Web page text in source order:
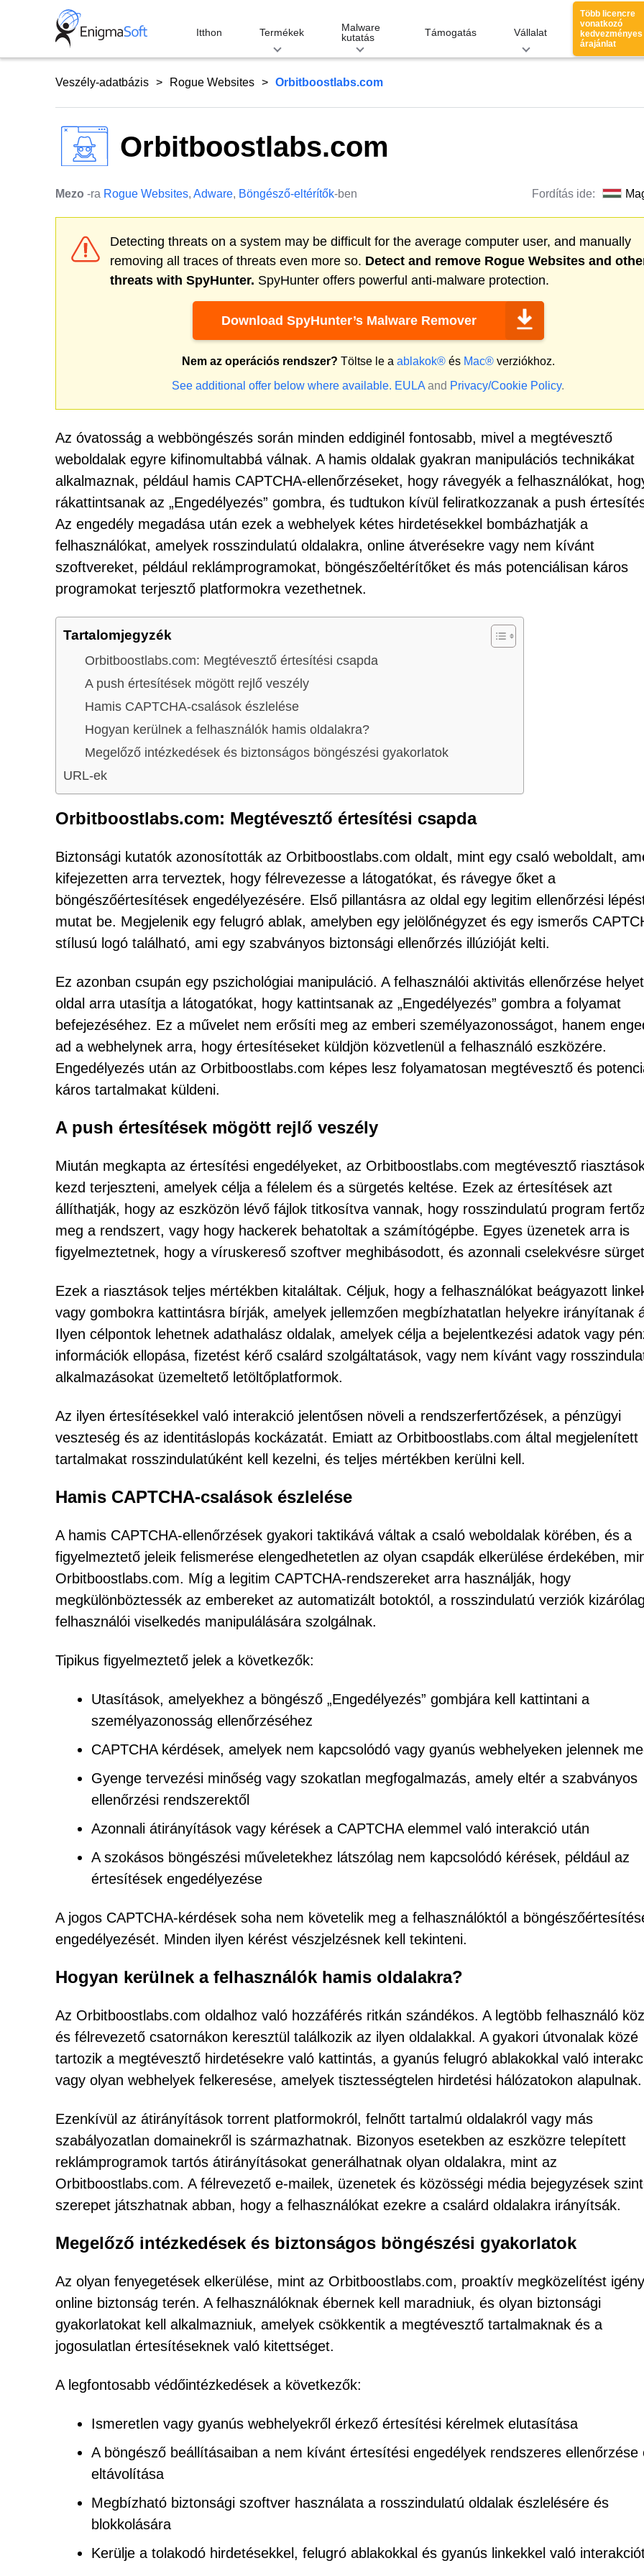
Itthon Termékek
Malware
kutatás
Támogatás Vállalat
Több licencre
vonatkozó
kedvezményes
árajánlat
Veszély-adatbázis Rogue Websites Orbitboostlabs.com
Orbitboostlabs.com
Mezo -ra Rogue Websites, Adware, Böngésző-eltérítők-ben Fordítás ide:
Detecting threats on a system may be difficult for the average computer user, and manually
removing all traces of threats even more so. Detect and remove Rogue Websites and
threats with SpyHunter. SpyHunter offers powerful anti-malware protection.
Download SpyHunter’s Malware Remover
Nem az operációs rendszer? Töltse le a ablakok®és Mac®verziókhoz.
See additional offer below where available. EULA and Privacy/Cookie Policy.
Az óvatosság a webböngészés során minden eddiginél fontosabb, mivel a megtévesztő
weboldalak egyre kifinomultabbá válnak. A hamis oldalak gyakran manipulációs technikákat
alkalmaznak, például hamis CAPTCHA-ellenőrzéseket, hogy rávegyék a felhasználókat,
rákattintsanak az „Engedélyezés” gombra, és tudtukon kívül feliratkozzanak a push
Az engedély megadása után ezek a webhelyek kétes hirdetésekkel bombázhatják a
felhasználókat, amelyek rosszindulatú oldalakra, online átverésekre vagy nem kívánt
szoftvereket, például reklámprogramokat, böngészőeltérítőket és más potenciálisan káros
programokat terjesztő platformokra vezethetnek.
Tartalomjegyzék
Orbitboostlabs.com: Megtévesztő értesítési csapda
A push értesítések mögött rejlő veszély
Hamis CAPTCHA-csalások észlelése
Hogyan kerülnek a felhasználók hamis oldalakra?
Megelőző intézkedések és biztonságos böngészési gyakorlatok
URL-ek
Orbitboostlabs.com: Megtévesztő értesítési csapda
Biztonsági kutatók azonosították az Orbitboostlabs.com oldalt, mint egy csaló weboldalt,
kifejezetten arra terveztek, hogy félrevezesse a látogatókat, és rávegye őket a
böngészőértesítések engedélyezésére. Első pillantásra az oldal egy legitim ellenőrzési
mutat be. Megjelenik egy felugró ablak, amelyben egy jelölőnégyzet és egy ismerős
stílusú logó található, ami egy szabványos biztonsági ellenőrzés illúzióját kelti.
Ez azonban csupán egy pszichológiai manipuláció. A felhasználói aktivitás ellenőrzése
oldal arra utasítja a látogatókat, hogy kattintsanak az „Engedélyezés” gombra a folyamat
befejezéséhez. Ez a művelet nem erősíti meg az emberi személyazonosságot, hanem
ad a webhelynek arra, hogy értesítéseket küldjön közvetlenül a felhasználó eszközére.
Engedélyezés után az Orbitboostlabs.com képes lesz folyamatosan megtévesztő és
káros tartalmakat küldeni.
A push értesítések mögött rejlő veszély
Miután megkapta az értesítési engedélyeket, az Orbitboostlabs.com megtévesztő
kezd terjeszteni, amelyek célja a félelem és a sürgetés keltése. Ezek az értesítések azt
állíthatják, hogy az eszközön lévő fájlok titkosítva vannak, hogy rosszindulatú program
meg a rendszert, vagy hogy hackerek behatoltak a számítógépbe. Egyes üzenetek arra is
figyelmeztetnek, hogy a víruskereső szoftver meghibásodott, és azonnali cselekvésre
Ezek a riasztások teljes mértékben kitaláltak. Céljuk, hogy a felhasználókat beágyazott
vagy gombokra kattintásra bírják, amelyek jellemzően megbízhatatlan helyekre irányítanak
Ilyen célpontok lehetnek adathalász oldalak, amelyek célja a bejelentkezési adatok vagy
információk ellopása, fizetést kérő csalárd szolgáltatások, vagy nem kívánt vagy
alkalmazásokat üzemeltető letöltőplatformok.
Az ilyen értesítésekkel való interakció jelentősen növeli a rendszerfertőzések, a pénzügyi
veszteség és az identitáslopás kockázatát. Emiatt az Orbitboostlabs.com által megjelenített
tartalmakat rosszindulatúként kell kezelni, és teljes mértékben kerülni kell.
Hamis CAPTCHA-csalások észlelése
A hamis CAPTCHA-ellenőrzések gyakori taktikává váltak a csaló weboldalak körében, és a
figyelmeztető jeleik felismerése elengedhetetlen az olyan csapdák elkerülése érdekében,
Orbitboostlabs.com. Míg a legitim CAPTCHA-rendszereket arra használják, hogy
megkülönböztessék az embereket az automatizált botoktól, a rosszindulatú verziók
felhasználói viselkedés manipulálására szolgálnak.
Tipikus figyelmeztető jelek a következők:
Utasítások, amelyekhez a böngésző „Engedélyezés” gombjára kell kattintani a
személyazonosság ellenőrzéséhez
CAPTCHA kérdések, amelyek nem kapcsolódó vagy gyanús webhelyeken jelennek
Gyenge tervezési minőség vagy szokatlan megfogalmazás, amely eltér a szabványos
ellenőrzési rendszerektől
Azonnali átirányítások vagy kérések a CAPTCHA elemmel való interakció után
A szokásos böngészési műveletekhez látszólag nem kapcsolódó kérések, például az
értesítések engedélyezése
A jogos CAPTCHA-kérdések soha nem követelik meg a felhasználóktól a
engedélyezését. Minden ilyen kérést vészjelzésnek kell tekinteni.
Hogyan kerülnek a felhasználók hamis oldalakra?
Az Orbitboostlabs.com oldalhoz való hozzáférés ritkán szándékos. A legtöbb felhasználó
és félrevezető csatornákon keresztül találkozik az ilyen oldalakkal. A gyakori útvonalak közé
tartozik a megtévesztő hirdetésekre való kattintás, a gyanús felugró ablakokkal való
vagy olyan webhelyek felkeresése, amelyek tisztességtelen hirdetési hálózatokon alapulnak.
Ezenkívül az átirányítások torrent platformokról, felnőtt tartalmú oldalakról vagy más
szabályozatlan domainekről is származhatnak. Bizonyos esetekben az eszközre telepített
reklámprogramok tartós átirányításokat generálhatnak olyan oldalakra, mint az
Orbitboostlabs.com. A félrevezető e-mailek, üzenetek és közösségi média bejegyzések
szerepet játszhatnak abban, hogy a felhasználókat ezekre a csalárd oldalakra irányítsák.
Megelőző intézkedések és biztonságos böngészési gyakorlatok
Az olyan fenyegetések elkerülése, mint az Orbitboostlabs.com, proaktív megközelítést
online biztonság terén. A felhasználóknak ébernek kell maradniuk, és olyan biztonsági
gyakorlatokat kell alkalmazniuk, amelyek csökkentik a megtévesztő tartalmaknak és a
jogosulatlan értesítéseknek való kitettséget.
A legfontosabb védőintézkedések a következők:
Ismeretlen vagy gyanús webhelyekről érkező értesítési kérelmek elutasítása
A böngésző beállításaiban a nem kívánt értesítési engedélyek rendszeres ellenőrzése
eltávolítása
Megbízható biztonsági szoftver használata a rosszindulatú oldalak észlelésére és
blokkolására
Kerülje a tolakodó hirdetésekkel, felugró ablakokkal és gyanús linkekkel való